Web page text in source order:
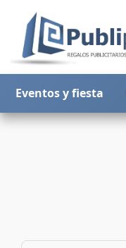
Eventos y fiesta